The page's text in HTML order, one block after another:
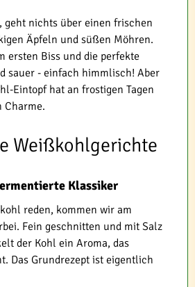
geht nichts über einen frischen
Äpfeln und süßen Möhren.
ersten Biss und die perfekte
sauer - einfach himmlisch! Aber
Eintopf hat an frostigen Tagen
Charme.
Weißkohlgerichte
Klassiker
reden, kommen wir am
Fein geschnitten und mit Salz
der Kohl ein Aroma, das
Das Grundrezept ist eigentlich